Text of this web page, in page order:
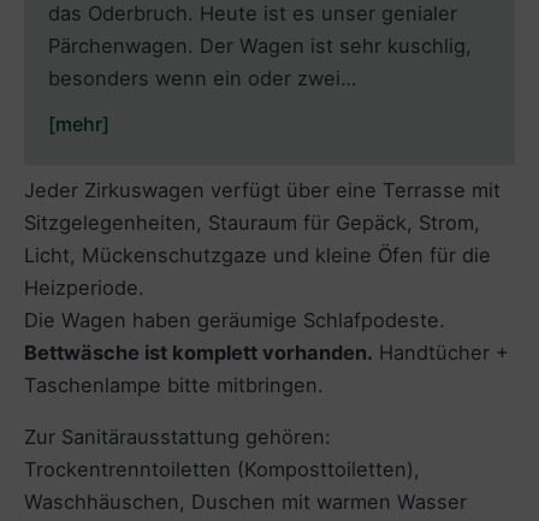
das Oderbruch. Heute ist es unser genialer
Pärchenwagen. Der Wagen ist sehr kuschlig,
besonders wenn ein oder zwei…
[mehr]
Jeder Zirkuswagen verfügt über eine Terrasse mit
Sitzgelegenheiten, Stauraum für Gepäck, Strom,
Licht, Mückenschutzgaze und kleine Öfen für die
Heizperiode.
Die Wagen haben geräumige Schlafpodeste.
Bettwäsche ist komplett vorhanden. Handtücher +
Taschenlampe bitte mitbringen.
Zur Sanitärausstattung gehören:
Trockentrenntoiletten (Komposttoiletten),
Waschhäuschen, Duschen mit warmen Wasser